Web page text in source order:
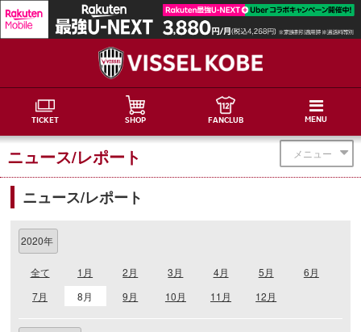
TICKET SHOP FANCLUB MENU
メニュー
ニュース/レポート
ニュース/レポート
全て 1月 2月 3月 4月 5月
6月
7月
8月 9月 10月 11月 12月